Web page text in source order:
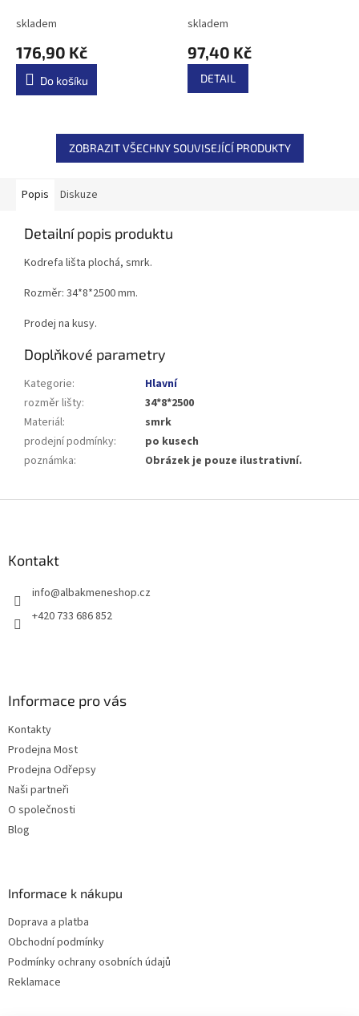
skladem
176,90 Kč
Do košíku
skladem
97,40 Kč
DETAIL
ZOBRAZIT VŠECHNY SOUVISEJÍCÍ PRODUKTY
Popis Diskuze
Detailní popis produktu
Kodrefa lišta plochá, smrk.
Rozměr: 34*8*2500 mm.
Prodej na kusy.
Doplňkové parametry
Kategorie:
Hlavní
rozměr lišty:
34*8*2500
Materiál:
smrk
prodejní podmínky:
po kusech
poznámka: Obrázek je pouze ilustrativní.
Kontakt
info@albakmeneshop.cz
+420 733 686 852
Informace pro vás
Kontakty
Prodejna Most
Prodejna Odřepsy
Naši partneři
O společnosti
Blog
Informace k nákupu
Doprava a platba
Obchodní podmínky
Podmínky ochrany osobních údajů
Reklamace